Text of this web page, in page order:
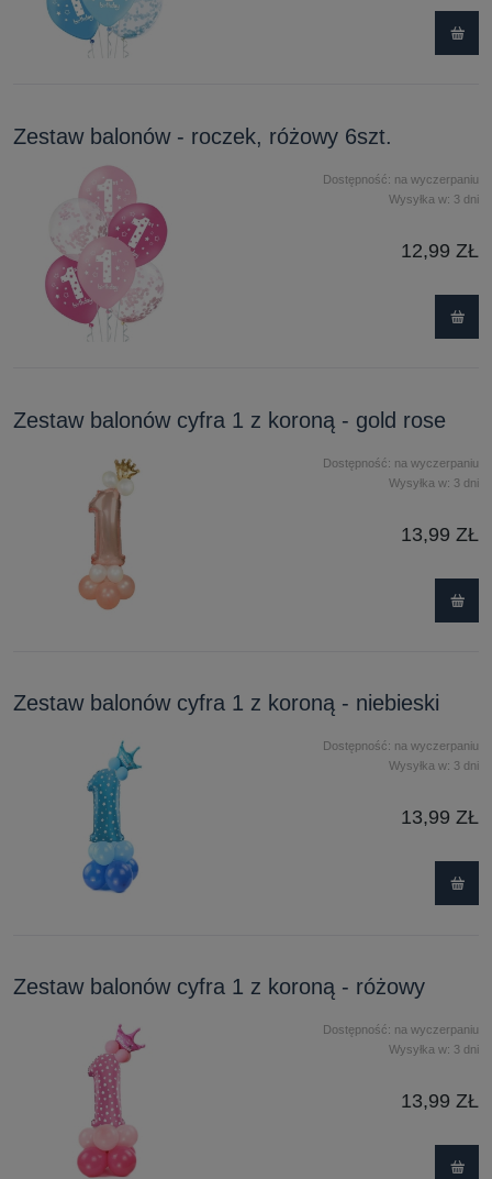
Zestaw balonów - roczek, różowy 6szt.
Dostępność: na wyczerpaniu
Wysyłka w: 3 dni
12,99 ZŁ
Zestaw balonów cyfra 1 z koroną - gold rose
Dostępność: na wyczerpaniu
Wysyłka w: 3 dni
13,99 ZŁ
Zestaw balonów cyfra 1 z koroną - niebieski
Dostępność: na wyczerpaniu
Wysyłka w: 3 dni
13,99 ZŁ
Zestaw balonów cyfra 1 z koroną - różowy
Dostępność: na wyczerpaniu
Wysyłka w: 3 dni
13,99 ZŁ